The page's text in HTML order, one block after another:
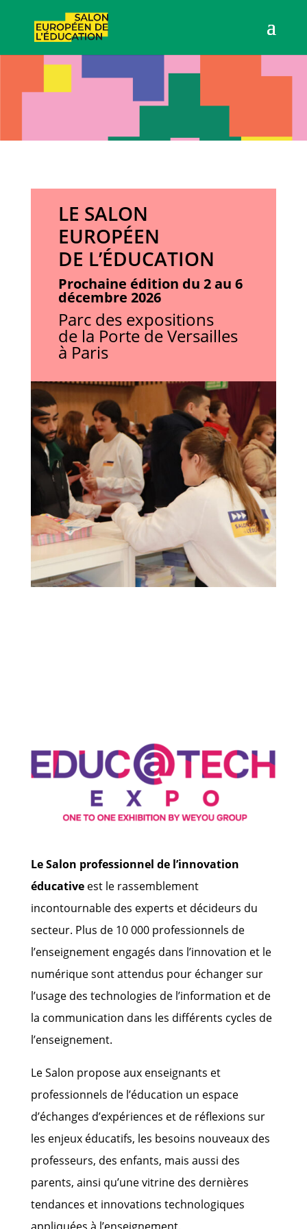
LE SALON
EUROPÉEN
DE L’ÉDUCATION
Prochaine édition du 2 au 6
décembre 2026
Parc des expositions
de la Porte de Versailles
à Paris
Le Salon professionnel de l’innovation
éducativeest le rassemblement
incontournable des experts et décideurs du
secteur. Plus de 10 000 professionnels de
l’enseignement engagés dans l’innovation et le
numérique sont attendus pour échanger sur
l’usage des technologies de l’information et de
la communication dans les différents cycles de
l’enseignement.
Le Salon propose aux enseignants et
professionnels de l’éducation un espace
d’échanges d’expériences et de réflexions sur
les enjeux éducatifs, les besoins nouveaux des
professeurs, des enfants, mais aussi des
parents, ainsi qu’une vitrine des dernières
tendances et innovations technologiques